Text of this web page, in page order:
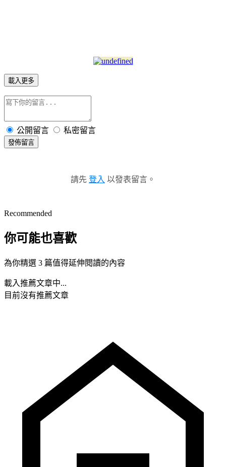
載入更多
公開留言 私密留言
發佈留言
請先 登入 以發表留言。
Recommended
你可能也喜歡
為你精選 3 篇值得延伸閱讀的內容
載入推薦文章中...
目前沒有推薦文章